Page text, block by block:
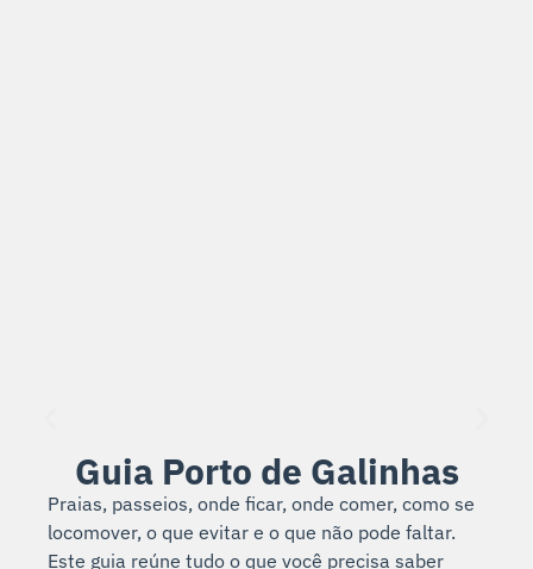
Guia Porto de Galinhas
Praias, passeios, onde ficar, onde comer, como se
locomover, o que evitar e o que não pode faltar.
Este guia reúne tudo o que você precisa saber